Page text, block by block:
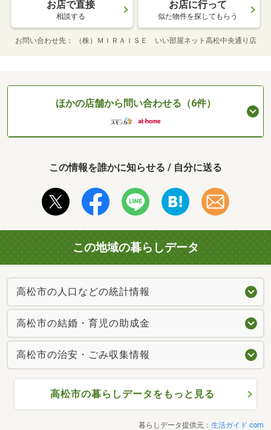
お店で直接
相談する
お店に行って
似た物件を探してもらう
お問い合わせ先 （株）ＭＩＲＡＩＳＥ いい部屋ネット高松中央通り店
ほかの店舗から問い合わせる（6件）
この情報を誰かに知らせる / 自分に送る
この地域の暮らしデータ
高松市の人口などの統計情報
高松市の結婚・育児の助成金
高松市の治安・ごみ収集情報
高松市の暮らしデータをもっと見る
暮らしデータ提供元： 生活ガイド.com